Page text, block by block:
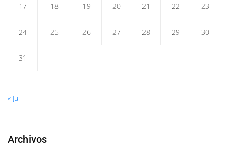
17 18 19 20 21 22 23
24 25 26 27 28 29 30
31
« Jul
Archivos